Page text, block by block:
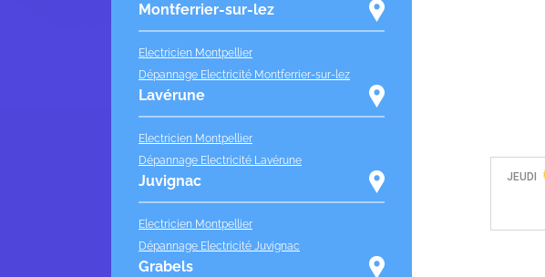
Montferrier-sur-lez
Electricien Montpellier
Dépannage Electricité Montferrier-sur-lez
Lavérune
Electricien Montpellier
Dépannage Electricité Lavérune
Juvignac
Electricien Montpellier
Dépannage Electricité Juvignac
Grabels